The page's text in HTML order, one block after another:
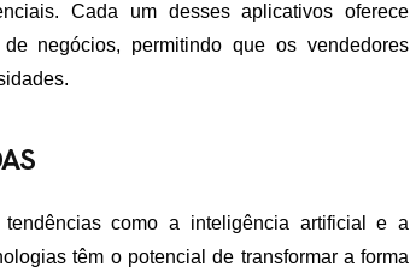
Cada um desses aplicativos oferece
negócios, permitindo que os vendedores
como a inteligência artificial e a
têm o potencial de transformar a forma